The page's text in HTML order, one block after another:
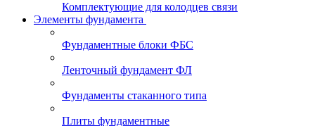
Комплектующие для колодцев связи
Элементы фундамента
Фундаментные блоки ФБС
Ленточный фундамент ФЛ
Фундаменты стаканного типа
Плиты фундаментные